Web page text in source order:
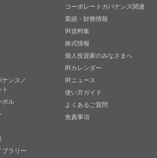
ンス／
ボル
ラリー
コーポレートガバナンス関連
業績・財務情報
IR資料集
株式情報
個人投資家のみなさまへ
IRカレンダー
IRニュース
使い方ガイド
よくあるご質問
免責事項